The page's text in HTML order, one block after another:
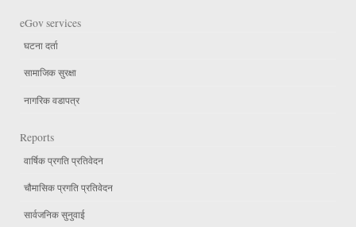
eGov services
घटना दर्ता
सामाजिक सुरक्षा
नागरिक वडापत्र
Reports
वार्षिक प्रगति प्रतिवेदन
चौमासिक प्रगति प्रतिवेदन
सार्वजनिक सुनुवाई